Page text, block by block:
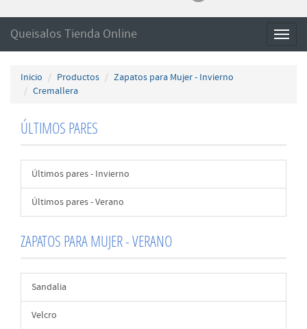
Queisalos Tienda Online
Inicio Productos
Zapatos para Mujer - Invierno
Cremallera
ÚLTIMOS PARES
Últimos pares - Invierno
Últimos pares - Verano
ZAPATOS PARA MUJER - VERANO
Sandalia
Velcro